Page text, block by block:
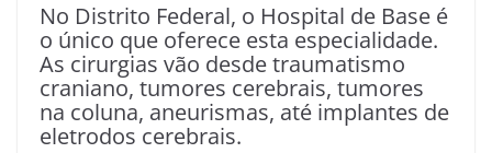
No Distrito Federal, o Hospital de Base é
o único que oferece esta especialidade.
As cirurgias vão desde traumatismo
craniano, tumores cerebrais, tumores
na coluna, aneurismas, até implantes de
eletrodos cerebrais.